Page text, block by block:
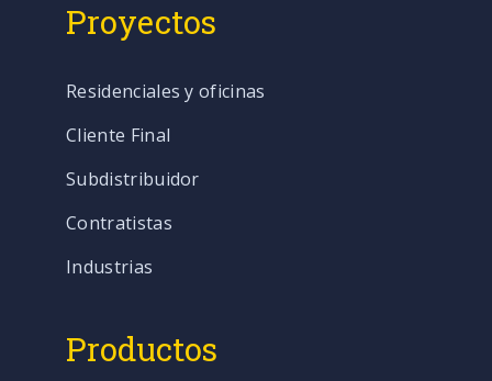
Proyectos
Residenciales y oficinas
Cliente Final
Subdistribuidor
Contratistas
Industrias
Productos